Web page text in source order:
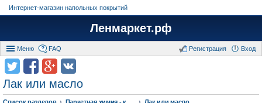
Интернет-магазин напольных покрытий
Ленмаркет.рф
Меню FAQ Вход
Регистрация
Лак или масло